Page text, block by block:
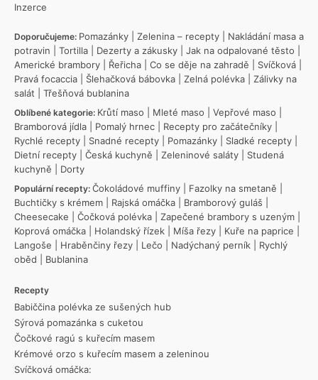
Inzerce
Doporučujeme: Pomazánky Zelenina – recepty
Nakládání masa a
potravin
Tortilla Dezerty a zákusky Jak na odpalované těsto
Americké brambory
Řeřicha Co se děje na zahradě Svíčková
Pravá focaccia
Šlehačková bábovka Zelná polévka
Zálivky na
salát
Třešňová bublanina
Oblíbené kategorie: Krůtí maso Mleté maso Vepřové maso
Bramborová jídla
Pomalý hrnec Recepty pro začátečníky
Rychlé recepty
Snadné recepty Pomazánky Sladké recepty
Dietní recepty
Česká kuchyně Zeleninové saláty
Studená
kuchyně
Dorty
Populární recepty: Čokoládové muffiny Fazolky na smetaně
Buchtičky s krémem
Rajská omáčka Bramborový guláš
Cheesecake
Čočková polévka Zapečené brambory s uzeným
Koprová omáčka
Holandský řízek Míša řezy Kuře na paprice
Langoše
Hraběnčiny řezy Lečo Nadýchaný perník
Rychlý
oběd
Bublanina
Recepty
Babiččina polévka ze sušených hub
Sýrová pomazánka s cuketou
Čočkové ragú s kuřecím masem
Krémové orzo s kuřecím masem a zeleninou
Svíčková omáčka: